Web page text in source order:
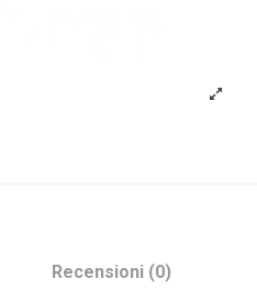
Recensioni (0)